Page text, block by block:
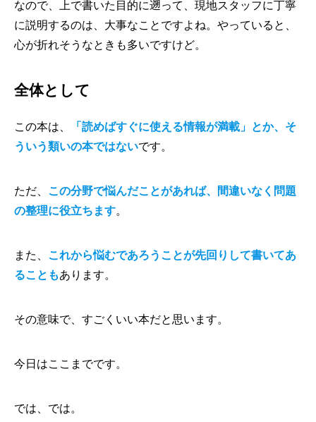
なので、上で書いた目的に遡って、現地スタッフに丁寧
に説明するのは、大事なことですよね。やっていると、
心が折れそうなときも多いですけど。
全体として
この本は、
「読めばすぐに使える情報が満載」とか、そ
ういう類いの本ではないです。
ただ、 この分野で悩んだことがあれば、間違いなく問題
の整理に役立ちます。
また、 これから悩むであろうことが先回りして書いてあ
ることもあります。
その意味で、すごくいい本だと思います。
今日はここまでです。
では、では。